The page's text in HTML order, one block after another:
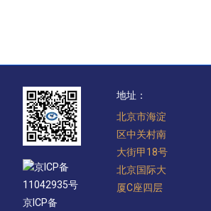
京ICP备
11042935号
京ICP备
地址：
北京市海淀
区中关村南
大街甲18号
北京国际大
厦C座四层